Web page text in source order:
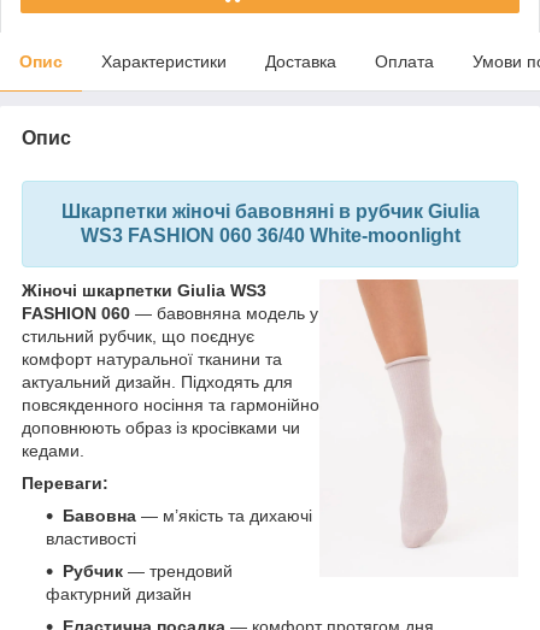
Опис Характеристики Доставка Оплата Умови
Опис
Шкарпетки жіночі бавовняні в рубчик Giulia
WS3 FASHION 060 36/40 White-moonlight
Жіночі шкарпетки Giulia WS3
FASHION 060 — бавовняна модель у
стильний рубчик, що поєднує
комфорт натуральної тканини та
актуальний дизайн. Підходять для
повсякденного носіння та гармонійно
доповнюють образ із кросівками чи
кедами.
Переваги:
Бавовна — м’якість та дихаючі
властивості
Рубчик — трендовий
фактурний дизайн
Еластична посадка — комфорт протягом дня